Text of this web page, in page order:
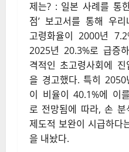
제는? : 일본 사례를 통
점’ 보고서를 통해 우리
고령화율이 2000년
2025년 20.3%로 급증
격적인 초고령사회에 진
을 경고했다. 특히 2050
이 비율이 40.1%에 이
로 전망됨에 따라, 손 분
제도적 보완이 시급하다
을 내놨다.